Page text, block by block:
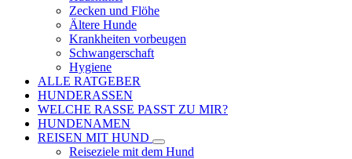
Zecken und Flöhe
Ältere Hunde
Krankheiten vorbeugen
Schwangerschaft
Hygiene
ALLE RATGEBER
HUNDERASSEN
WELCHE RASSE PASST ZU MIR?
HUNDENAMEN
REISEN MIT HUND
Reiseziele mit dem Hund